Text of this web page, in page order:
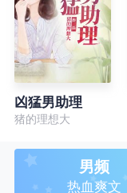
凶猛男助理
猪的理想大
男频
热血爽文